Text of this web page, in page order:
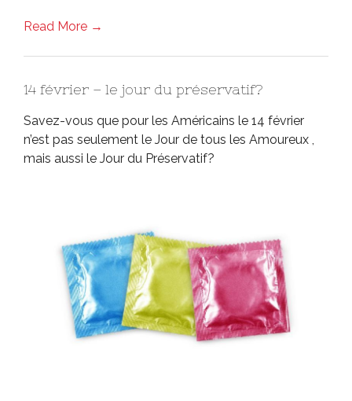
Read More →
14 février – le jour du préservatif?
Savez-vous que pour les Américains le 14 février
n’est pas seulement le Jour de tous les Amoureux ,
mais aussi le Jour du Préservatif?